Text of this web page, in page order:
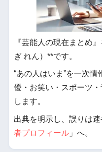
『芸能人の現在まとめ
ぎ れん）**です。
“あの人はいま”を一次
優・お笑い・スポーツ
します。
出典を明示し、誤りは
者プロフィール」へ。